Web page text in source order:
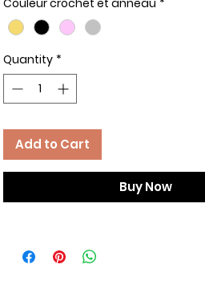
Couleur crochet et anneau *
Quantity *
Add to Cart
Buy Now